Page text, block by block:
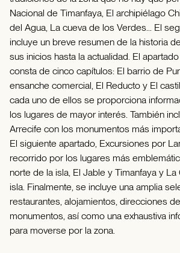
Nacional de Timanfaya, El archipiélago
del Agua, La cueva de los Verdes... El
incluye un breve resumen de la historia
sus inicios hasta la actualidad. El
consta de cinco capítulos: El barrio de
ensanche comercial, El Reducto y El
cada uno de ellos se proporciona
los lugares de mayor interés. También
Arrecife con los monumentos más
El siguiente apartado, Excursiones por
recorrido por los lugares más
norte de la isla, El Jable y Timanfaya y
isla. Finalmente, se incluye una amplia
restaurantes, alojamientos, direcciones
monumentos, así como una exhaustiva
para moverse por la zona.